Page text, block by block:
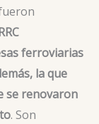
ferroviarias
la que
se renovaron
. Son